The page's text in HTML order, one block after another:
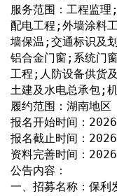
服务范围：工程监
配电工程;外墙涂料
墙保温;交通标识及
铝合金门窗;系统门
工程;人防设备供货
土建及水电总承包;
履约范围：湖南地区
报名开始时间：
报名截止时间：
资料完善时间：
公告内容：
一、招募名称：保